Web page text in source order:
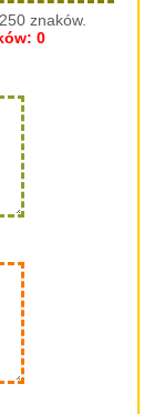
znaków.
0